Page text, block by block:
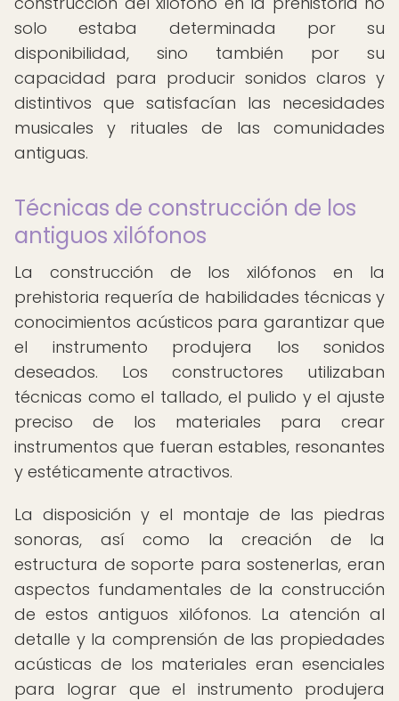
solo estaba determinada por su
disponibilidad, sino también por su
capacidad para producir sonidos claros y
distintivos que satisfacían las necesidades
musicales y rituales de las comunidades
antiguas.
Técnicas de construcción de los
antiguos xilófonos
La construcción de los xilófonos en la
prehistoria requería de habilidades técnicas y
conocimientos acústicos para garantizar que
el instrumento produjera los sonidos
deseados. Los constructores utilizaban
técnicas como el tallado, el pulido y el ajuste
preciso de los materiales para crear
instrumentos que fueran estables, resonantes
y estéticamente atractivos.
La disposición y el montaje de las piedras
sonoras, así como la creación de la
estructura de soporte para sostenerlas, eran
aspectos fundamentales de la construcción
de estos antiguos xilófonos. La atención al
detalle y la comprensión de las propiedades
acústicas de los materiales eran esenciales
para lograr que el instrumento produjera